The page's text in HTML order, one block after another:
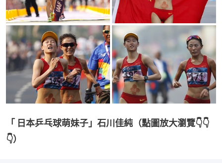
「 日本乒乓球萌妹子」石川佳純（點圖放大瀏覽👇👇
👇）